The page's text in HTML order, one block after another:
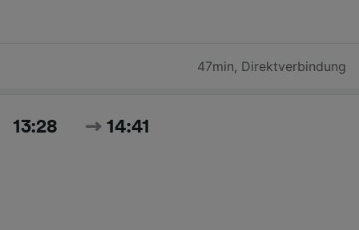
47min, Direktverbindung
13:28 14:41